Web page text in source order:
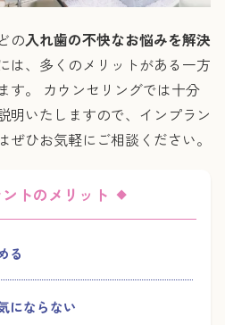
の入れ歯の不快なお悩みを解決
には、多くのメリットがある一方
す。 カウンセリングでは十分
明いたしますので、インプラン
ぜひお気軽にご相談ください。
トのメリット
る
にならない